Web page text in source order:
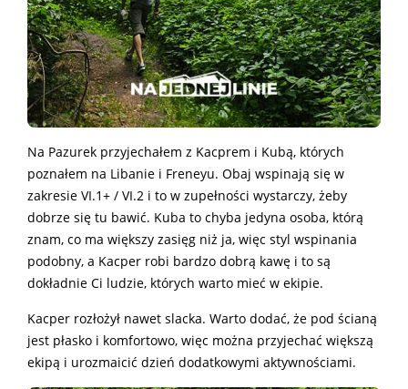
Na Pazurek przyjechałem z Kacprem i Kubą, których
poznałem na Libanie i Freneyu. Obaj wspinają się w
zakresie VI.1+ / VI.2 i to w zupełności wystarczy, żeby
dobrze się tu bawić. Kuba to chyba jedyna osoba, którą
znam, co ma większy zasięg niż ja, więc styl wspinania
podobny, a Kacper robi bardzo dobrą kawę i to są
dokładnie Ci ludzie, których warto mieć w ekipie.
Kacper rozłożył nawet slacka. Warto dodać, że pod ścianą
jest płasko i komfortowo, więc można przyjechać większą
ekipą i urozmaicić dzień dodatkowymi aktywnościami.